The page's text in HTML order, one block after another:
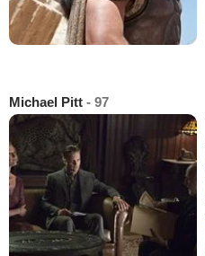
Michael Pitt - 97